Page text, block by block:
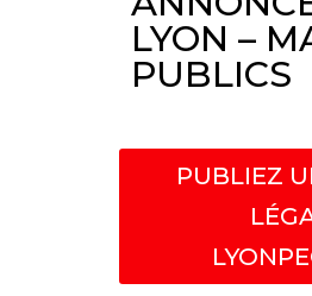
LYON –
PUBLICS
PUBLIEZ